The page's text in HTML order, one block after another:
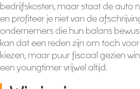
bedrijfskosten, maar staat de auto
en profiteer je niet van de
ondernemers die hun balans
kan dat een reden zijn om toch
kiezen, maar puur fiscaal gezien
een youngtimer vrijwel altijd.